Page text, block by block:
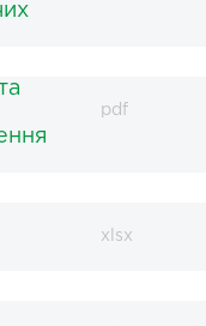
pdf
xlsx